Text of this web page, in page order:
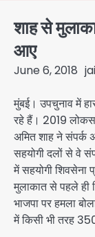
शाह से
आए
June 6, 2018
मुंबई। उपचुनाव में
रहे हैं। 2019
अमित शाह ने संपर्क
सहयोगी दलों से वे
में सहयोगी
मुलाकात से पहले ही
भाजपा पर हमला
में किसी भी तरह